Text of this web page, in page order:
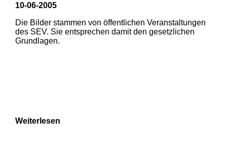
1 2 3
10-06-2005
Die Bilder stammen von öffentlichen Veranstaltungen
des SEV. Sie entsprechen damit den gesetzlichen
Grundlagen.
Weiterlesen